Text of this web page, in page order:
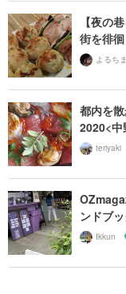
【夜の
街を徘徊
よるちま
都内を
2020<中
teriyaki
ンドブ
Ikkun